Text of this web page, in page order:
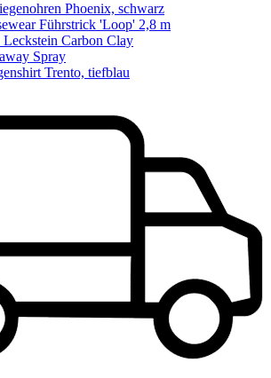
Phoenix, schwarz
Führstrick 'Loop' 2,8 m
Leckstein Carbon Clay
Spray
Trento, tiefblau